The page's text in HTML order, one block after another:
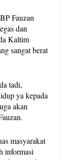
Fauzan
dan
Kaltim
sangat berat
tadi,
ya kepada
akan
masyarakat
informasi